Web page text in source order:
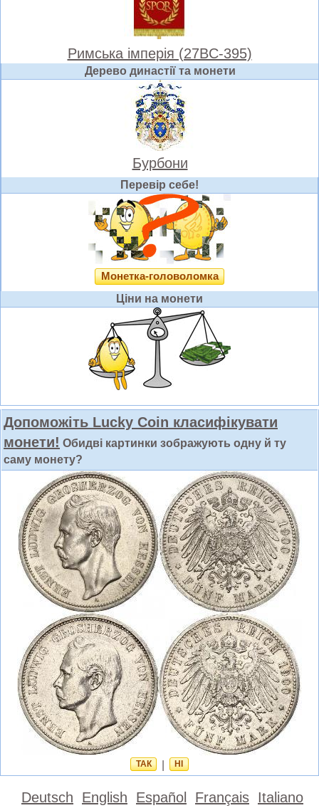
Римська імперія (27BC-395)
Дерево династії та монети
Бурбони
Перевір себе!
Монетка-головоломка
Ціни на монети
Допоможіть Lucky Coin класифікувати
монети! Обидві картинки зображують одну й ту
саму монету?
ТАК НІ
Deutsch English Español Français Italiano